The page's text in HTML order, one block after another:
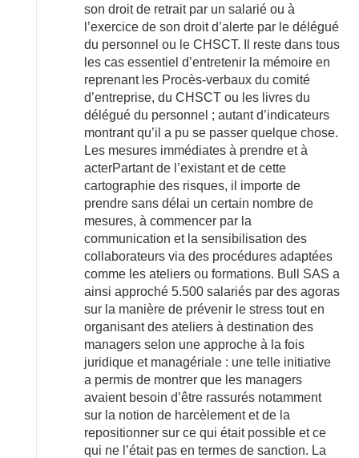
son droit de retrait par un salarié ou à
l’exercice de son droit d’alerte par le délégué
du personnel ou le CHSCT. Il reste dans tous
les cas essentiel d’entretenir la mémoire en
reprenant les Procès-verbaux du comité
d’entreprise, du CHSCT ou les livres du
délégué du personnel ; autant d’indicateurs
montrant qu’il a pu se passer quelque chose.
Les mesures immédiates à prendre et à
acterPartant de l’existant et de cette
cartographie des risques, il importe de
prendre sans délai un certain nombre de
mesures, à commencer par la
communication et la sensibilisation des
collaborateurs via des procédures adaptées
comme les ateliers ou formations. Bull SAS a
ainsi approché 5.500 salariés par des agoras
sur la manière de prévenir le stress tout en
organisant des ateliers à destination des
managers selon une approche à la fois
juridique et managériale : une telle initiative
a permis de montrer que les managers
avaient besoin d’être rassurés notamment
sur la notion de harcèlement et de la
repositionner sur ce qui était possible et ce
qui ne l’était pas en termes de sanction. La